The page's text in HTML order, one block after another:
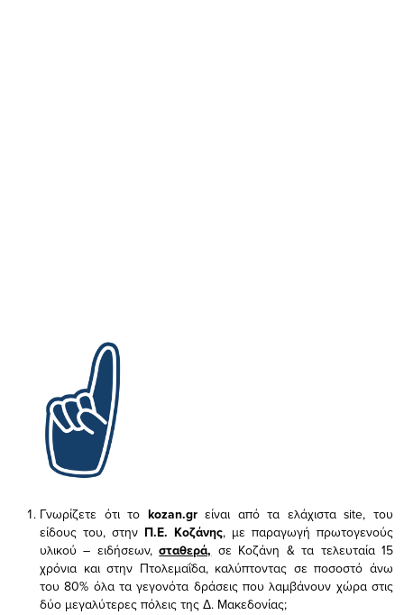
Γνωρίζετε ότι το kozan.gr είναι από τα ελάχισταsite, του
είδους του, στην Π.Ε. Κοζάνης, με παραγωγή πρωτογενούς
υλικού – ειδήσεων,σταθερά, σε Κοζάνη & τα τελευταία 15
χρόνια και στην Πτολεμαΐδα, καλύπτοντας σε ποσοστό άνω
του 80% όλα τα γεγονότα δράσεις που λαμβάνουν χώρα στις
δύο μεγαλύτερες πόλεις της Δ. Μακεδονίας;